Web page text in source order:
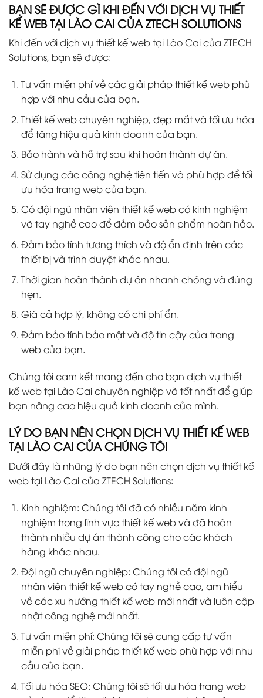
BẠN SẼ ĐƯỢC GÌ KHI ĐẾN VỚI DỊCH VỤ THIẾT
KẾ WEB TẠI LÀO CAI CỦA ZTECH SOLUTIONS
Khi đến với dịch vụ thiết kế web tại Lào Cai của ZTECH
Solutions, bạn sẽ được:
Tư vấn miễn phí về các giải pháp thiết kế web phù
hợp với nhu cầu của bạn.
Thiết kế web chuyên nghiệp, đẹp mắt và tối ưu hóa
để tăng hiệu quả kinh doanh của bạn.
Bảo hành và hỗ trợ sau khi hoàn thành dự án.
Sử dụng các công nghệ tiên tiến và phù hợp để tối
ưu hóa trang web của bạn.
Có đội ngũ nhân viên thiết kế web có kinh nghiệm
và tay nghề cao để đảm bảo sản phẩm hoàn hảo.
Đảm bảo tính tương thích và độ ổn định trên các
thiết bị và trình duyệt khác nhau.
Thời gian hoàn thành dự án nhanh chóng và đúng
hẹn.
Giá cả hợp lý, không có chi phí ẩn.
Đảm bảo tính bảo mật và độ tin cậy của trang
web của bạn.
Chúng tôi cam kết mang đến cho bạn dịch vụ thiết
kế web tại Lào Cai chuyên nghiệp và tốt nhất để giúp
bạn nâng cao hiệu quả kinh doanh của mình.
LÝ DO BẠN NÊN CHỌN DỊCH VỤ THIẾT KẾ WEB
TẠI LÀO CAI CỦA CHÚNG TÔI
Dưới đây là những lý do bạn nên chọn dịch vụ thiết kế
web tại Lào Cai của ZTECH Solutions:
Kinh nghiệm: Chúng tôi đã có nhiều năm kinh
nghiệm trong lĩnh vực thiết kế web và đã hoàn
thành nhiều dự án thành công cho các khách
hàng khác nhau.
Đội ngũ chuyên nghiệp: Chúng tôi có đội ngũ
nhân viên thiết kế web có tay nghề cao, am hiểu
về các xu hướng thiết kế web mới nhất và luôn cập
nhật công nghệ mới nhất.
Tư vấn miễn phí: Chúng tôi sẽ cung cấp tư vấn
miễn phí về giải pháp thiết kế web phù hợp với nhu
cầu của bạn.
Tối ưu hóa SEO: Chúng tôi sẽ tối ưu hóa trang web